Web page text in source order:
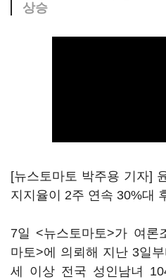
상승
[뉴스토마토 박주용 기자]
지지율이 2주 연속 30%대
7일 <뉴스토마토>가 여론
마토>에 의뢰해 지난 3일
세 이상 전국 성인남녀